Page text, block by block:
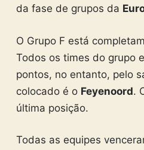
da fase de grupos da
O Grupo F está
Todos os times do grupo
pontos, no entanto, pelo
colocado é o Feyenoord.
última posição.
Todas as equipes